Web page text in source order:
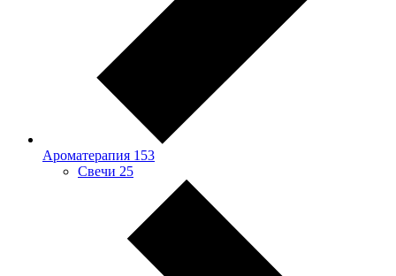
Ароматерапия 153
Свечи 25